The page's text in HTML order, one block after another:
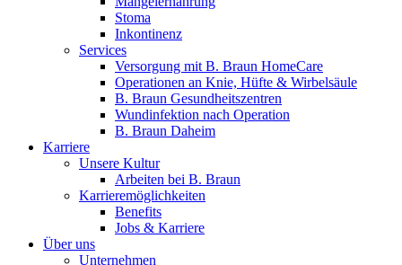
Stoma
Inkontinenz
Services
Versorgung mit B. Braun HomeCare
Operationen an Knie, Hüfte & Wirbelsäule
B. Braun Gesundheitszentren
Wundinfektion nach Operation
B. Braun Daheim
Karriere
Unsere Kultur
Arbeiten bei B. Braun
Karrieremöglichkeiten
Benefits
Jobs & Karriere
Über uns
Unternehmen